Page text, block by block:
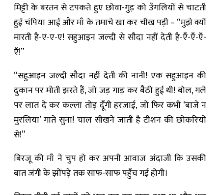
मिट्टी के बरतन से टपकते हुए छोवा-गुड़ को उँगलियों से चाटती
हुई चंपिया आई और माँ के तमाचे खा कर चीख पड़ी – “मुझे क्यों
मारती है-ए-ए-ए! सहुआइन जल्दी से सौदा नहीं देती है-एँ-एँ-एँ-
एँ!”
“सहुआइन जल्दी सौदा नहीं देती की नानी! एक सहुआइन की
दुकान पर मोती झरते हैं, जो जड़ गाड़ कर बैठी हुई थी! बोल, गले
पर लात दे कर कल्ला तोड़ दूँगी हरजाई, जो फिर कभी ‘बाजे न
मुरलिया’ गाते सुना! चाल सीखने जाती है टीशन की छोकरियों
से!”
बिरजू की माँ ने चुप हो कर अपनी आवाज अंदाजी कि उसकी
बात जंगी के झोंपड़े तक साफ-साफ पहुँच गई होगी।